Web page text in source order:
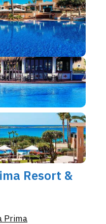
Resort &
Prima